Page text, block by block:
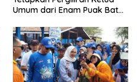
Umum dari Enam Puak Batak